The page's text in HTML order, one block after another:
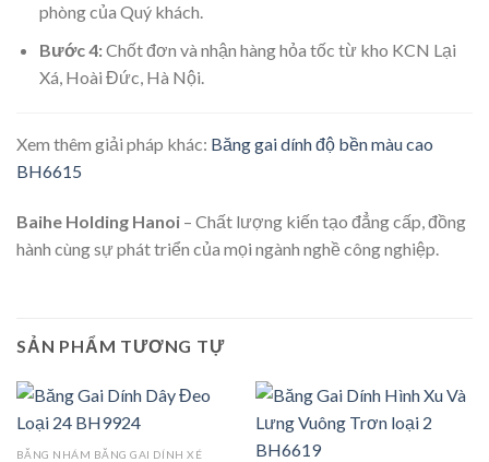
phòng của Quý khách.
Bước 4:Chốt đơn và nhận hàng hỏa tốc từ kho KCN Lại
Xá, Hoài Đức, Hà Nội.
Xem thêm giải pháp khác: Băng gai dính độ bền màu cao
BH6615
Baihe Holding Hanoi – Chất lượng kiến tạo đẳng cấp, đồng
hành cùng sự phát triển của mọi ngành nghề công nghiệp.
SẢN PHẨM TƯƠNG TỰ
BĂNG NHÁM BĂNG GAI DÍNH XÉ